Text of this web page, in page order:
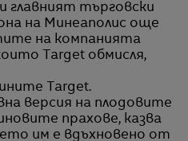
главният търговски
на Минеаполис още
на компанията
Target обмисля,
Target.
версия на плодовите
прахове, казва
им е вдъхновено от